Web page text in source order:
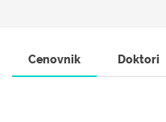
Cenovnik Doktori